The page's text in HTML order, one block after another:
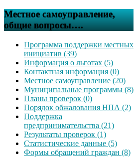
Местное самоуправление,
общие вопросы….
Программа поддержки местных
инициатив (39)
Информация о льготах (5)
Контактная информация (0)
Местное самоуправление (20)
Муниципальные программы (8)
Планы проверок (0)
Порядок обжалования НПА (2)
Поддержка
предпринимательства (21)
Результаты проверок (1)
Статистические данные (5)
Формы обращений граждан (8)